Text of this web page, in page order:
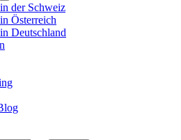
der Schweiz
Österreich
Deutschland